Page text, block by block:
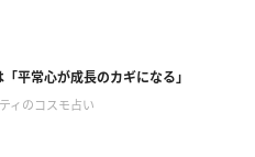
平常心が成長のカギになる」
ィのコスモ占い